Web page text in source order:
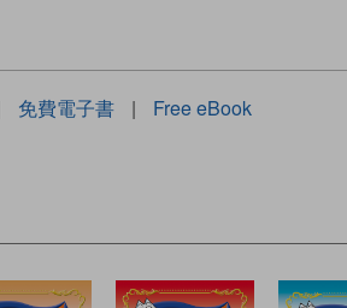
免費電子書 | Free eBook